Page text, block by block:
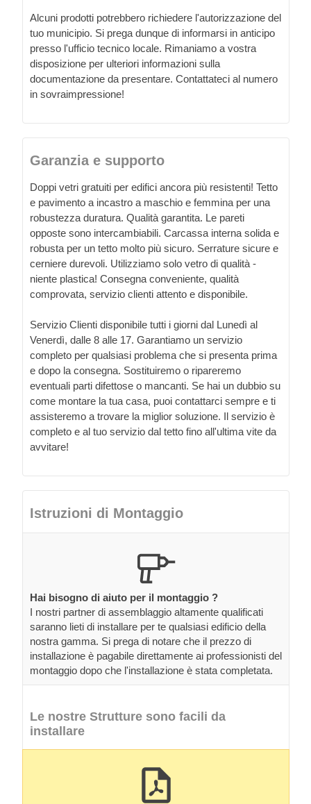
Alcuni prodotti potrebbero richiedere l'autorizzazione del
tuo municipio. Si prega dunque di informarsi in anticipo
presso l'ufficio tecnico locale. Rimaniamo a vostra
disposizione per ulteriori informazioni sulla
documentazione da presentare. Contattateci al numero
in sovraimpressione!
Garanzia e supporto
Doppi vetri gratuiti per edifici ancora più resistenti! Tetto
e pavimento a incastro a maschio e femmina per una
robustezza duratura. Qualità garantita. Le pareti
opposte sono intercambiabili. Carcassa interna solida e
robusta per un tetto molto più sicuro. Serrature sicure e
cerniere durevoli. Utilizziamo solo vetro di qualità -
niente plastica! Consegna conveniente, qualità
comprovata, servizio clienti attento e disponibile.
Servizio Clienti disponibile tutti i giorni dal Lunedì al
Venerdì, dalle 8 alle 17. Garantiamo un servizio
completo per qualsiasi problema che si presenta prima
e dopo la consegna. Sostituiremo o ripareremo
eventuali parti difettose o mancanti. Se hai un dubbio su
come montare la tua casa, puoi contattarci sempre e ti
assisteremo a trovare la miglior soluzione. Il servizio è
completo e al tuo servizio dal tetto fino all'ultima vite da
avvitare!
Istruzioni di Montaggio
Hai bisogno di aiuto per il montaggio ?
I nostri partner di assemblaggio altamente qualificati
saranno lieti di installare per te qualsiasi edificio della
nostra gamma. Si prega di notare che il prezzo di
installazione è pagabile direttamente ai professionisti del
montaggio dopo che l'installazione è stata completata.
Le nostre Strutture sono facili da
installare